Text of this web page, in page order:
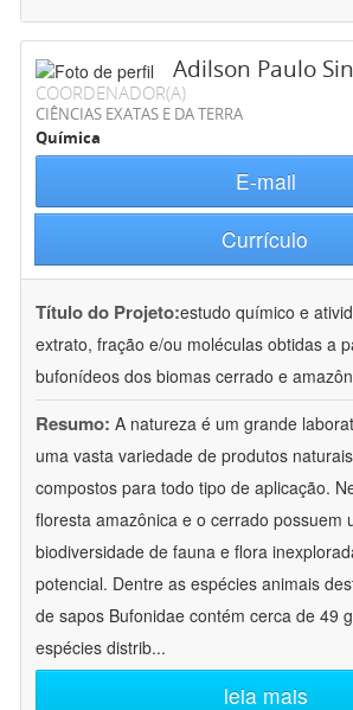
Adilson Paulo
COORDENADOR(A)
CIÊNCIAS EXATAS E DA TERRA
Química
E-mail
Currículo
Título do Projeto:estudo químico e
extrato, fração e/ou moléculas obtidas a
bufonídeos dos biomas cerrado e
Resumo: A natureza é um grande
uma vasta variedade de produtos
compostos para todo tipo de aplicação.
floresta amazônica e o cerrado possuem
biodiversidade de fauna e flora
potencial. Dentre as espécies animais
de sapos Bufonidae contém cerca de 49
espécies distrib...
leia mais